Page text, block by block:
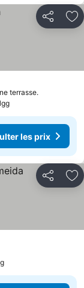
Partager
terrasse.
les prix
Partager